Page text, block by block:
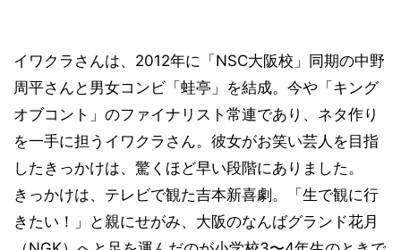
イワクラさんは、2012年に「NSC大阪校」同期の中野
周平さんと男女コンビ「蛙亭」を結成。今や「キング
オブコント」のファイナリスト常連であり、ネタ作り
を一手に担うイワクラさん。彼女がお笑い芸人を目指
したきっかけは、驚くほど早い段階にありました。
きっかけは、テレビで観た吉本新喜劇。「生で観に行
きたい！」と親にせがみ、大阪のなんばグランド花月